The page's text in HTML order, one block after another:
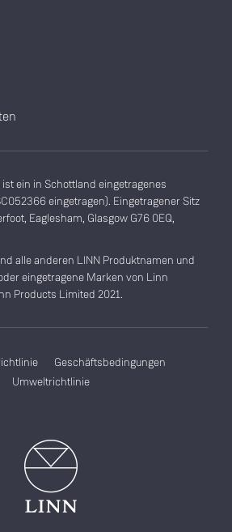
ein in Schottland eingetragenes
eingetragen). Eingetragener Sitz
Eaglesham, Glasgow G76 0EQ,
alle anderen LINN Produktnamen und
eingetragene Marken von Linn
Products Limited 2021.
Geschäftsbedingungen
Umweltrichtlinie